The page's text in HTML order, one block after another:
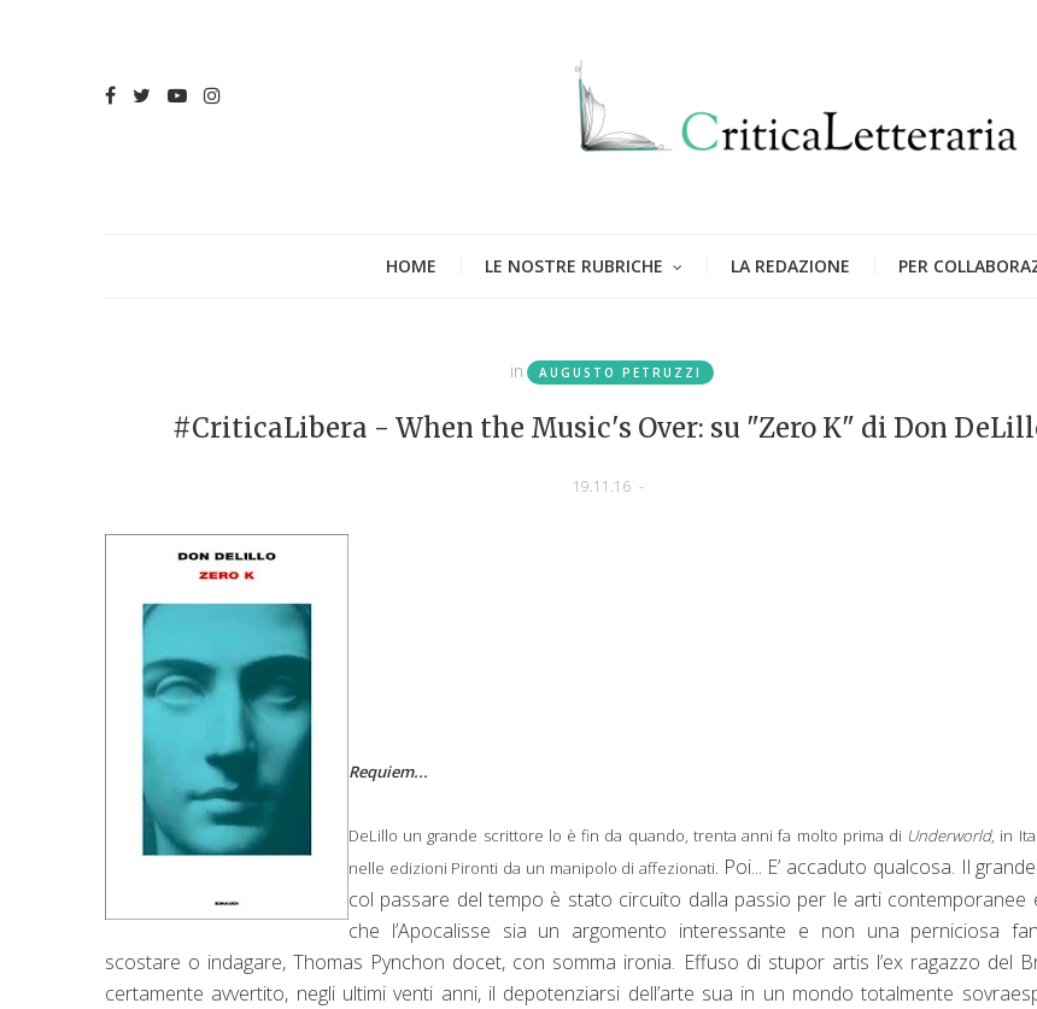
HOME LE NOSTRE RUBRICHE LA REDAZIONE PER
in AUGUSTO PETRUZZI
#CriticaLibera - When the Music's Over: su "Zero K" di Don
19.11.16 -
Requiem...
DeLillo un grande scrittore lo è fin da quando, trenta anni fa molto prima di Underworld, in
nelle edizioni Pironti da un manipolo di affezionati. Poi... E’ accaduto qualcosa. Il
col passare del tempo è stato circuito dalla passio per le arti contemporanee
che l’Apocalisse sia un argomento interessante e non una perniciosa
scostare o indagare, Thomas Pynchon docet, con somma ironia. Effuso di stupor artis l’ex ragazzo del
certamente avvertito, negli ultimi venti anni, il depotenziarsi dell’arte sua in un mondo totalmente